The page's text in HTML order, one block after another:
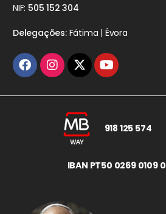
NIF: 505 152 304
Delegações:Fátima | Évora
918 125 574
IBAN PT50 0269 0109